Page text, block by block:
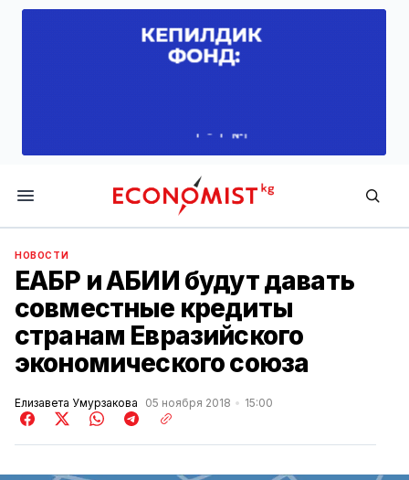
Economist.kg
НОВОСТИ
ЕАБР и АБИИ будут давать
совместные кредиты
странам Евразийского
экономического союза
Елизавета Умурзакова 05 ноября 2018 15:00